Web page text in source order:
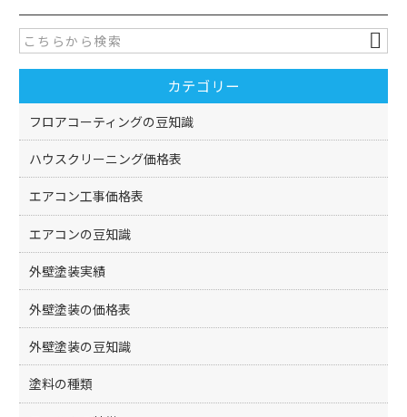
e
b
o
o
k
er
カテゴリー
フロアコーティングの豆知識
ハウスクリーニング価格表
エアコン工事価格表
エアコンの豆知識
外壁塗装実績
外壁塗装の価格表
外壁塗装の豆知識
塗料の種類